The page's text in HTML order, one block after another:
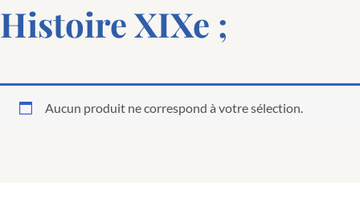
Histoire XIXe ;
Aucun produit ne correspond à votre sélection.